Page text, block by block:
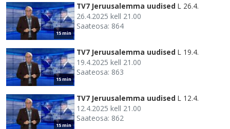
15 min
TV7 Jeruusalemma uudised L 26.4.
26.4.2025 kell 21.00
Saateosa: 864
15 min
TV7 Jeruusalemma uudised L 19.4.
19.4.2025 kell 21.00
Saateosa: 863
15 min
TV7 Jeruusalemma uudised L 12.4.
12.4.2025 kell 21.00
Saateosa: 862